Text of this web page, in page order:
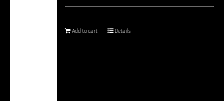
Add to cart Details